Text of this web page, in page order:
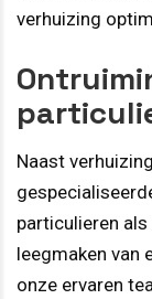
verhuizing
Naast
particulieren
leegmaken van
onze ervaren